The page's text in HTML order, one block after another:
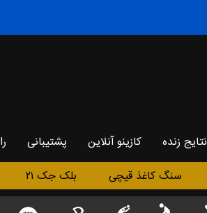
نتایج زنده کازینو آنلاین پشتیبانی
سنگ کاغذ قیچی بلک جک ۲۱